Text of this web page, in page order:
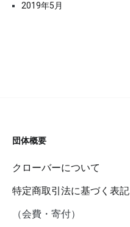
2019年5月
団体概要
クローバーについて
特定商取引法に基づく表記
（会費・寄付）